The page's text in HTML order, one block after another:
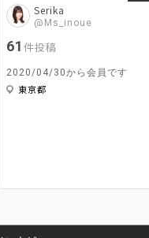
Serika
@Ms_inoue
61 件投稿
2020/04/30から会員です
東京都